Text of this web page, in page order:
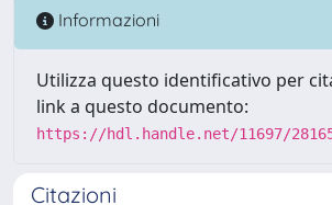
Informazioni
Utilizza questo identificativo per
link a questo documento:
https://hdl.handle.net/11697/
Citazioni